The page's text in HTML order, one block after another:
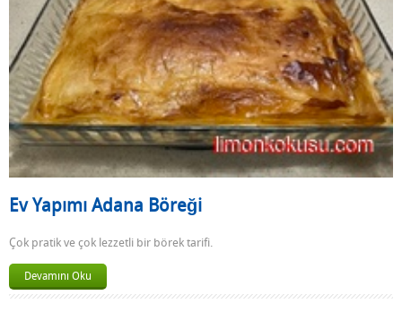
Ev Yapımı Adana Böreği
Çok pratik ve çok lezzetli bir börek tarifi.
Devamını Oku